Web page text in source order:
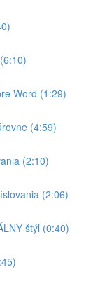
Word (1:29)
(4:59)
(2:10)
(2:06)
štýl (0:40)